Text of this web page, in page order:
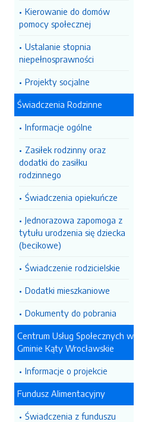
Kierowanie do domów
pomocy społecznej
Ustalanie stopnia
niepełnosprawności
Projekty socjalne
Świadczenia Rodzinne
Informacje ogólne
Zasiłek rodzinny oraz
dodatki do zasiłku
rodzinnego
Świadczenia opiekuńcze
Jednorazowa zapomoga z
tytułu urodzenia się dziecka
(becikowe)
Świadczenie rodzicielskie
Dodatki mieszkaniowe
Dokumenty do pobrania
Centrum Usług Społecznych w
Gminie Kąty Wrocławskie
Informacje o projekcie
Fundusz Alimentacyjny
Świadczenia z funduszu